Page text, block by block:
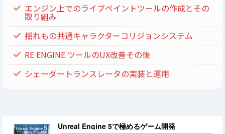
エンジン上でのライブペイントツールの作成とその
取り組み
揺れもの共通キャラクターコリジョンシステム
RE ENGINE ツールのUX改善その後
シェーダートランスレータの実装と運用
Unreal Engine 5で極めるゲーム開発